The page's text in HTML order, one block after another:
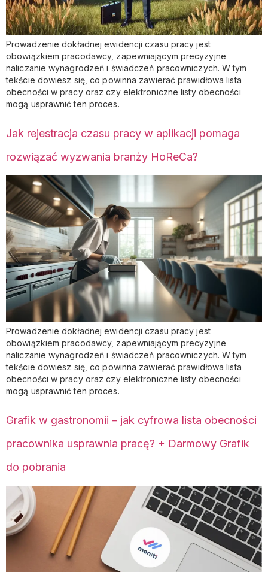
Prowadzenie dokładnej ewidencji czasu pracy jest
obowiązkiem pracodawcy, zapewniającym precyzyjne
naliczanie wynagrodzeń i świadczeń pracowniczych. W tym
tekście dowiesz się, co powinna zawierać prawidłowa lista
obecności w pracy oraz czy elektroniczne listy obecności
mogą usprawnić ten proces.
Jak rejestracja czasu pracy w aplikacji pomaga
rozwiązać wyzwania branży HoReCa?
Prowadzenie dokładnej ewidencji czasu pracy jest
obowiązkiem pracodawcy, zapewniającym precyzyjne
naliczanie wynagrodzeń i świadczeń pracowniczych. W tym
tekście dowiesz się, co powinna zawierać prawidłowa lista
obecności w pracy oraz czy elektroniczne listy obecności
mogą usprawnić ten proces.
Grafik w gastronomii – jak cyfrowa lista obecności
pracownika usprawnia pracę? + Darmowy Grafik
do pobrania